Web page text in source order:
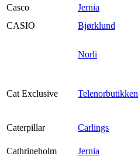
Casco
Jernia
CASIO
Bjørklund
Norli
Cat Exclusive Telenorbutikken
Caterpillar
Carlings
Cathrineholm
Jernia